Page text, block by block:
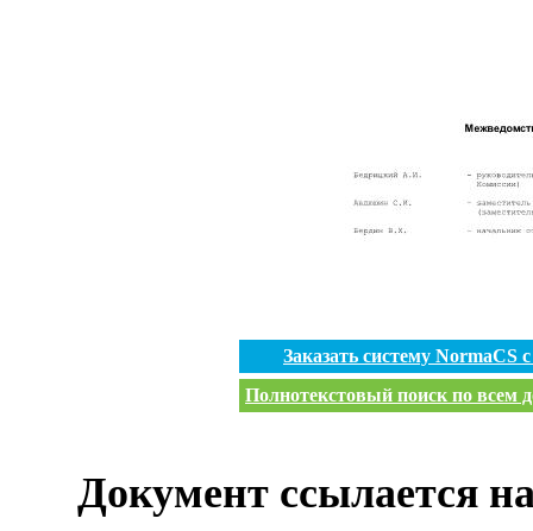
Заказать систему
Полнотекстовый поиск по всем
Документ ссылается